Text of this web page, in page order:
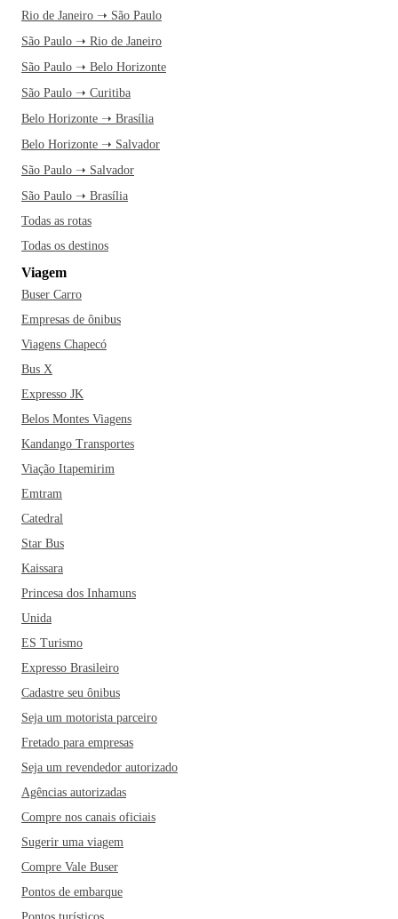
Rio de Janeiro ➝ São Paulo
São Paulo ➝ Rio de Janeiro
São Paulo ➝ Belo Horizonte
São Paulo ➝ Curitiba
Belo Horizonte ➝ Brasília
Belo Horizonte ➝ Salvador
São Paulo ➝ Salvador
São Paulo ➝ Brasília
Todas as rotas
Todas os destinos
Viagem
Buser Carro
Empresas de ônibus
Viagens Chapecó
Bus X
Expresso JK
Belos Montes Viagens
Kandango Transportes
Viação Itapemirim
Emtram
Catedral
Star Bus
Kaissara
Princesa dos Inhamuns
Unida
ES Turismo
Expresso Brasileiro
Cadastre seu ônibus
Seja um motorista parceiro
Fretado para empresas
Seja um revendedor autorizado
Agências autorizadas
Compre nos canais oficiais
Sugerir uma viagem
Compre Vale Buser
Pontos de embarque